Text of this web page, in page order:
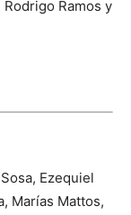
Ramos y
Ezequiel
Marías Mattos,